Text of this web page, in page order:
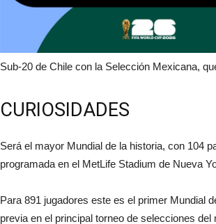
Sub-20 de Chile con la Selección Mexicana,
CURIOSIDADES
Será el mayor Mundial de la historia, con 104
programada en el MetLife Stadium de Nueva
Para 891 jugadores este es el primer Mundial
previa en el principal torneo de selecciones